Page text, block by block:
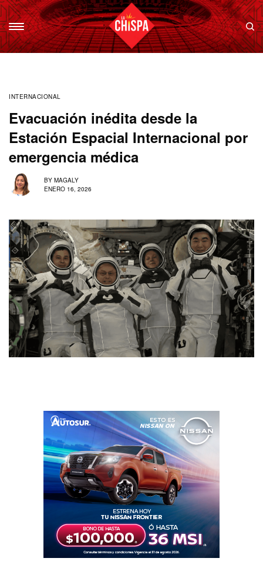
INTERNACIONAL
Evacuación inédita desde la
Estación Espacial Internacional por
emergencia médica
BY MAGALY
ENERO 16, 2026